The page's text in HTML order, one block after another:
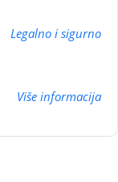
Legalno i sigurno
Više informacija